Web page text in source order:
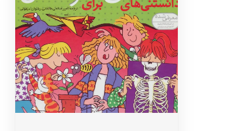
ادبیات آلمان
ادبیات ترکیه
ادبیات آسیا
سایر کشورهای اروپا
ادبیات